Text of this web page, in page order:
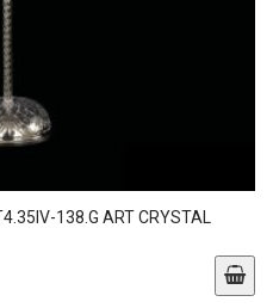
138.G ART CRYSTAL